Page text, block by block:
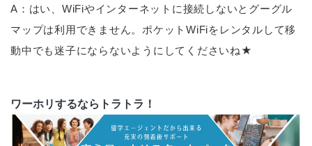
A：はい、WiFiやインターネットに接続しないとグーグル
マップは利用できません。ポケットWiFiをレンタルして移
動中でも迷子にならないようにしてくださいね★
ワーホリするならトラトラ！